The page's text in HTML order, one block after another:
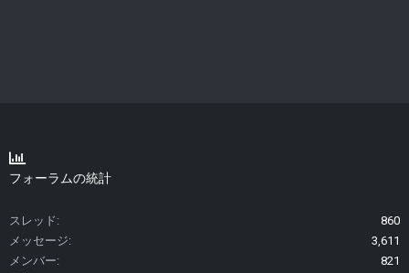
フォーラムの統計
スレッド
860
メッセージ
3,611
メンバー
821